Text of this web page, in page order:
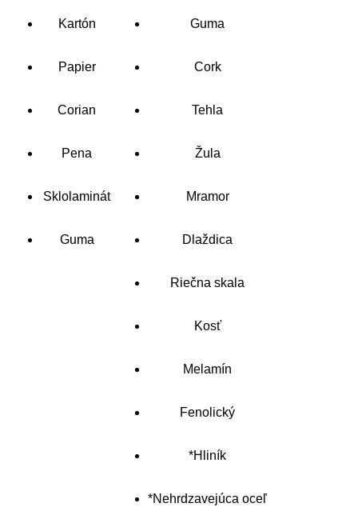
Kartón Guma
Papier Cork
Corian Tehla
Pena Žula
Sklolaminát Mramor
Guma Dlaždica
Riečna skala
Kosť
Melamín
Fenolický
*Hliník
*Nehrdzavejúca oceľ